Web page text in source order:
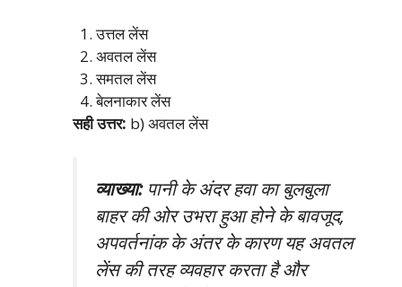
उत्तल लेंस
अवतल लेंस
समतल लेंस
बेलनाकार लेंस
सही उत्तर: b) अवतल लेंस
व्याख्या:पानी के अंदर हवा का बुलबुला
बाहर की ओर उभरा हुआ होने के बावजूद,
अपवर्तनांक के अंतर के कारण यह अवतल
लेंस की तरह व्यवहार करता है और